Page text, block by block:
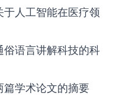
于人工智能在医疗领
俗语言讲解科技的科
篇学术论文的摘要